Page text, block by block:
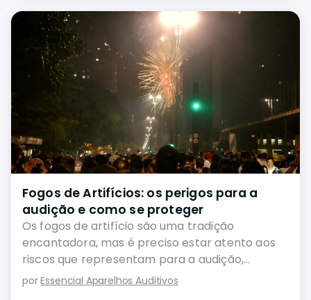
Fogos de Artifícios: os perigos para a
audição e como se proteger
Os fogos de artifício são uma tradição
encantadora, mas é preciso estar atento aos
riscos que representam para a audição,
especialmente durante as festas de fim de ano.
porEssencial Aparelhos Auditivos